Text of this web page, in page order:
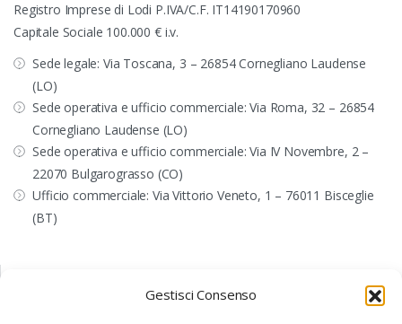
Gestisci Consenso
Registro Imprese di Lodi P.IVA/C.F. IT14190170960
Capitale Sociale 100.000 € i.v.
Sede legale: Via Toscana, 3 – 26854 Cornegliano Laudense
(LO)
Sede operativa e ufficio commerciale: Via Roma, 32 – 26854
Cornegliano Laudense (LO)
Sede operativa e ufficio commerciale: Via IV Novembre, 2 –
22070 Bulgarograsso (CO)
Ufficio commerciale: Via Vittorio Veneto, 1 – 76011 Bisceglie
(BT)